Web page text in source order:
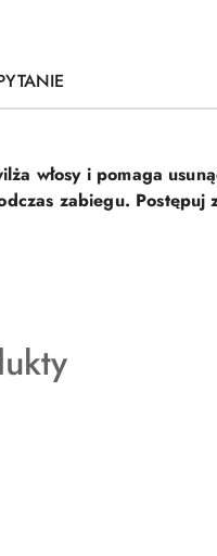
włosy i pomaga
zabiegu. Postępuj